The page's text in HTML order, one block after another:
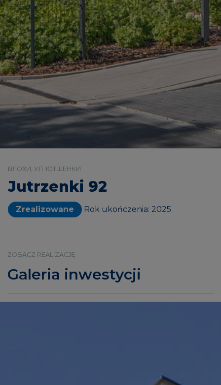
ВЛОХИ, УЛ. ЮТШЕНКИ
Jutrzenki 92
Zrealizowane Rok ukończenia: 2025
ZOBACZ REALIZACJĘ
Galeria inwestycji